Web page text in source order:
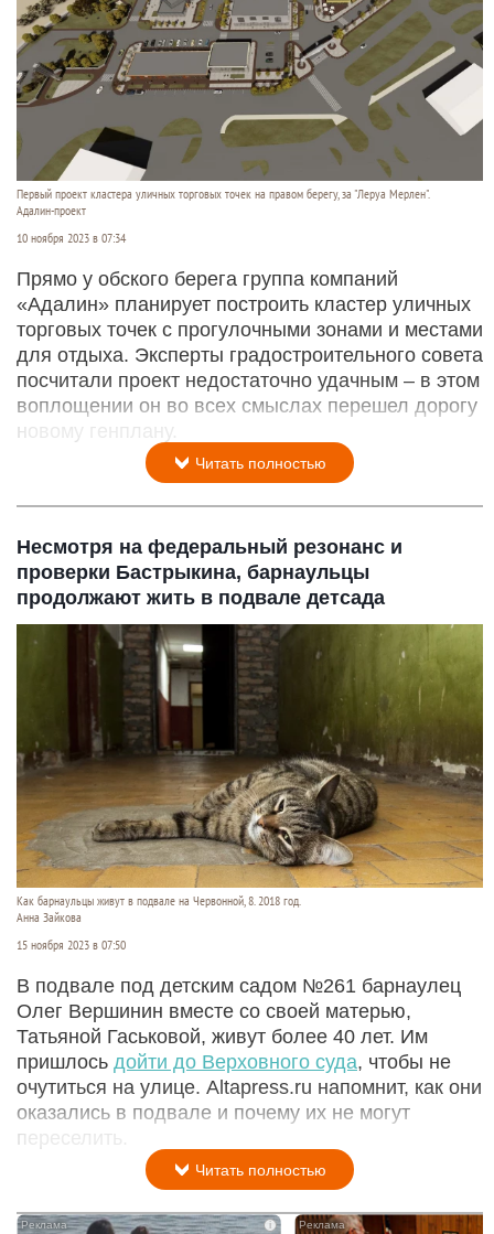
Первый проект кластера уличных торговых точек на правом берегу, за "Леруа Мерлен".
Адалин-проект
10 ноября 2023 в 07:34
Прямо у обского берега группа компаний
«Адалин» планирует построить кластер уличных
торговых точек с прогулочными зонами и местами
для отдыха. Эксперты градостроительного совета
посчитали проект недостаточно удачным – в этом
воплощении он во всех смыслах перешел дорогу
новому генплану.
Читать полностью
Несмотря на федеральный резонанс и
проверки Бастрыкина, барнаульцы
продолжают жить в подвале детсада
Как барнаульцы живут в подвале на Червонной, 8. 2018 год.
Анна Зайкова
15 ноября 2023 в 07:50
В подвале под детским садом №261 барнаулец
Олег Вершинин вместе со своей матерью,
Татьяной Гаськовой, живут более 40 лет. Им
пришлось дойти до Верховного суда, чтобы не
очутиться на улице. Altapress.ru напомнит, как они
оказались в подвале и почему их не могут
переселить.
Читать полностью
i